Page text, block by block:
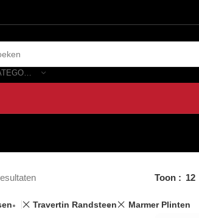
Toon 12
Travertin Randsteen Marmer Plinten